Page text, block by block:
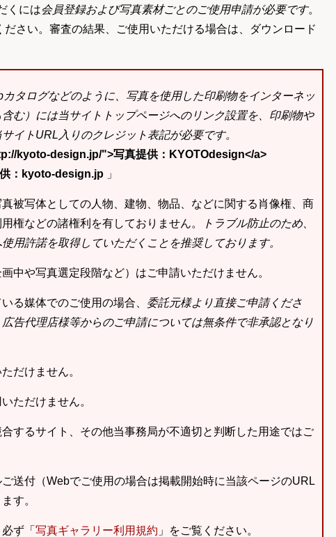
くには会員登録および写真素材ごとのご使用申請が必要です。
さい。審査の結果、ご使用いただける場合は、ダウンロード
タログなどのように、写真を使用した印刷物をインターネッ
む）には当サイトトップページへのリンク設置を、印刷物や
イトURL入りのクレジット表記が必要です。
kyoto-design.jp/">写真提供：KYOTOdesign</a>
：kyoto-design.jp 」
被写体としての人物、建物、物品、などに関する肖像権、商
権などの諸権利を有しておりません。
トラブル防止のため、
用許諾を取得していただくことを推奨しております。
中や写真選定段階など）はご申請いただけません。
る媒体でのご使用の場合、 委託元様より直接ご申請くださ
告代理店様等からのご申請については無条件で非承認となり
だけません。
ただけません。
するサイト、その他当事務局が不適切と判断した用途ではご
送付（Webでご使用の場合は掲載開始時に当該ページのURL
す。
ず「 写真ギャラリー利用規約 」をご覧ください。